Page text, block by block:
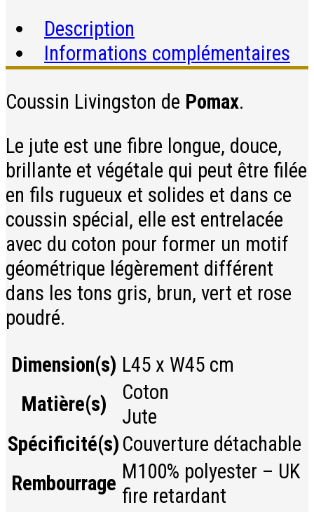
Description
Informations complémentaires
Coussin Livingston de Pomax.
Le jute est une fibre longue, douce,
brillante et végétale qui peut être filée
en fils rugueux et solides et dans ce
coussin spécial, elle est entrelacée
avec du coton pour former un motif
géométrique légèrement différent
dans les tons gris, brun, vert et rose
poudré.
Dimension(s) L45 x W45 cm
Matière(s)
Coton
Jute
Spécificité(s) Couverture détachable
Rembourrage M100% polyester – UK
fire retardant